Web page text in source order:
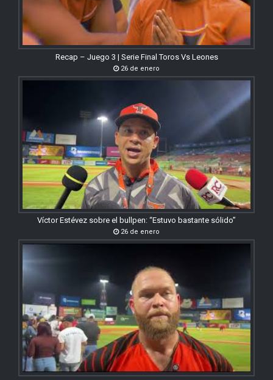
Recap – Juego 3 | Serie Final Toros Vs Leones
26 de enero
Víctor Estévez sobre el bullpen: “Estuvo bastante sólido”
26 de enero